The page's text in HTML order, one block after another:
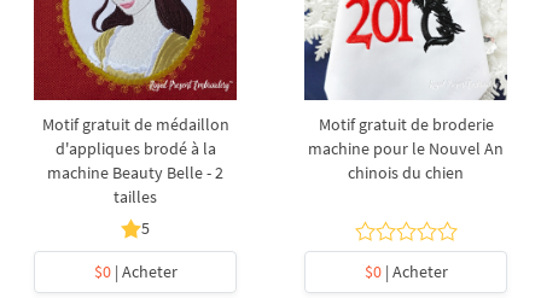
Motif gratuit de médaillon
d'appliques brodé à la
machine Beauty Belle - 2
tailles
5
$0| Acheter
Motif gratuit de broderie
machine pour le Nouvel An
chinois du chien
$0| Acheter